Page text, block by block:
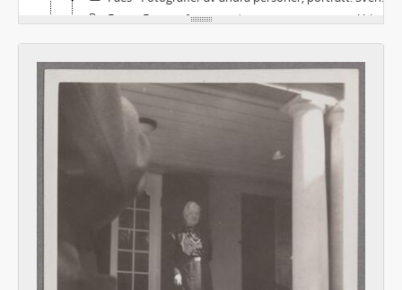
Faeu - Fotografier av andra personer, porträtt. Utländska
Fags - Fotografier av andra personer, gruppbilder. Svenska
Fagu - Fotografier av andra personer, gruppbilder. Utländska
Fos - Orter: Sverige (utom Mårbacka)
Fom - Orter: Sverige - Mårbacka
Fou - Orter: Utlandet
Fbl - Fotografier: Blandat, svenska respektive utländska
Ft - Fotografier från teaterföreställningar. Svenska respektive utländska
Fu - Fotografier från utställningar. Svenska respektive utländska
Alb - Album, svenska respektive utländska
337 - BILDER
338 - NILS AFZELIUS LAGERLÖFMATERIAL
339 - VALBORG OLANDERS LAGERLÖFMATERIAL